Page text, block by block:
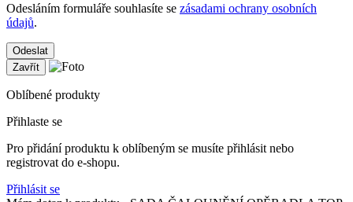
Odesláním formuláře souhlasíte se zásadami ochrany osobních
údajů.
Odeslat
Zavřít
Oblíbené produkty
Přihlaste se
Pro přidání produktu k oblíbeným se musíte přihlásit nebo
registrovat do e-shopu.
Přihlásit se